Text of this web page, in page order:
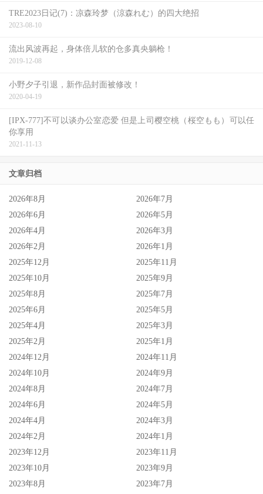
TRE2023日记(7)：凉森玲梦（涼森れむ）的四大绝招
2023-08-10
流出风波再起，身体倍儿软的仓多真央躺枪！
2019-12-08
小野夕子引退，新作品封面被修改！
2020-04-19
[IPX-777]不可以谈办公室恋爱 但是上司樱空桃（桜空もも）可以任
你享用
2021-11-13
文章归档
2026年8月
2026年7月
2026年6月
2026年5月
2026年4月
2026年3月
2026年2月
2026年1月
2025年12月
2025年11月
2025年10月
2025年9月
2025年8月
2025年7月
2025年6月
2025年5月
2025年4月
2025年3月
2025年2月
2025年1月
2024年12月
2024年11月
2024年10月
2024年9月
2024年8月
2024年7月
2024年6月
2024年5月
2024年4月
2024年3月
2024年2月
2024年1月
2023年12月
2023年11月
2023年10月
2023年9月
2023年8月
2023年7月